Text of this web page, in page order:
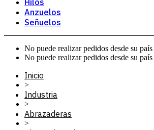
Hilos
Anzuelos
Señuelos
No puede realizar pedidos desde su
No puede realizar pedidos desde su
Inicio
>
Industria
>
Abrazaderas
>